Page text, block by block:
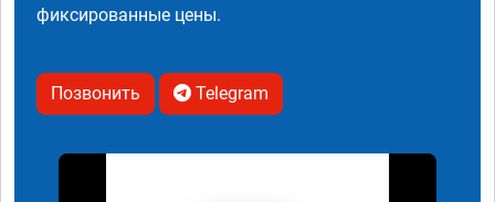
фиксированные цены.
Позвонить Telegram